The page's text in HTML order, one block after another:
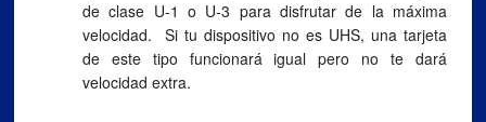
de clase U-1 o U-3 para disfrutar de la máxima
velocidad. Si tu dispositivo no es UHS, una tarjeta
de este tipo funcionará igual pero no te dará
velocidad extra.